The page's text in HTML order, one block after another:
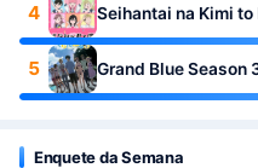
4 Seihantai na Kimi
5 Grand Blue Season
Enquete da Semana